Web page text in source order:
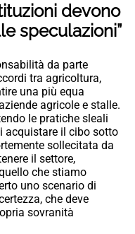
devono
speculazioni”
da parte
tra agricoltura,
una più equa
agricole e stalle.
le pratiche sleali
acquistare il cibo sotto
sollecitata da
il settore,
che stiamo
uno scenario di
che deve
sovranità